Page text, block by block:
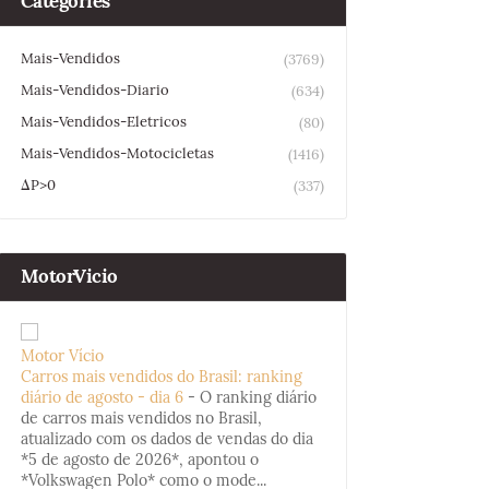
Mais-Vendidos
(3769)
Mais-Vendidos-Diario
(634)
Mais-Vendidos-Eletricos
(80)
Mais-Vendidos-Motocicletas
(1416)
ΔP>0
(337)
MotorVicio
Motor Vício
Carros mais vendidos do Brasil: ranking
diário de agosto - dia 6 - O ranking diário
de carros mais vendidos no Brasil,
atualizado com os dados de vendas do dia
*5 de agosto de 2026*, apontou o
*Volkswagen Polo* como o mode...